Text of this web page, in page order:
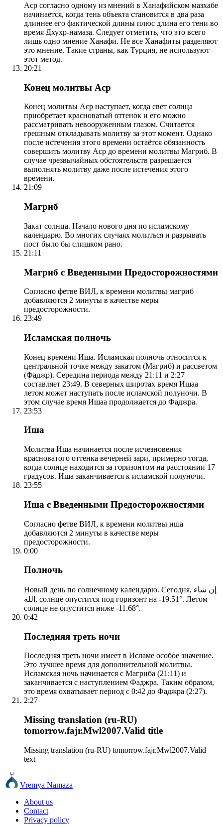
Аср согласно одному из мнений в Ханафийском мазхабе
начинается, когда тень объекта становится в два раза
длиннее его фактической длины плюс длина его тени во
время Дхухр-намаза. Следует отметить, что это всего
лишь одно мнение Ханафи. Не все Ханафиты разделяют
это мнение. Такие страны, как Турция, не используют
этот метод.
20:21
Конец молитвы Аср
Конец молитвы Аср наступает, когда свет солнца
приобретает красноватый оттенок и его можно
рассматривать невооруженным глазом. Считается
грешным откладывать молитву за этот момент. Однако
после истечения этого времени остаётся обязанность
совершить молитву Аср до времени молитвы Магриб. В
случае чрезвычайных обстоятельств разрешается
выполнять молитву даже после истечения этого
времени.
21:09
Магриб
Закат солнца. Начало нового дня по исламскому
календарю. Во многих случаях молиться и разрывать
пост было бы слишком рано.
21:11
Магриб с Введенными Предосторожностями
Согласно фетве ВИЛ, к времени молитвы магриб
добавляются 2 минуты в качестве меры
предосторожности.
23:49
Исламская полночь
Конец времени Иша. Исламская полночь относится к
центральной точке между закатом (Магриб) и рассветом
(Фаджр). Середина периода между 21:11 и 2:27
составляет 23:49. В северных широтах время Ишаа
летом может наступать после исламской полуночи. В
этом случае время Ишаа продолжается до Фаджра.
23:53
Иша
Молитва Иша начинается после исчезновения
красноватого оттенка вечерней зари, примерно тогда,
когда солнце находится за горизонтом на расстоянии 17
градусов. Иша заканчивается к исламской полуночи.
23:55
Иша с Введенными Предосторожностями
Согласно фетве ВИЛ, к времени молитвы иша
добавляются 2 минуты в качестве меры
предосторожности.
0:00
Полночь
Новый день по солнечному календарю. Сегодня, إن شاء
الله, солнце опустится под горизонт на -19.51°. Летом
солнце не опустится ниже -11.68°.
0:42
Последняя треть ночи
Последняя треть ночи имеет в Исламе особое значение.
Это лучшее время для дополнительной молитвы.
Исламская ночь начинается с Магриба (21:11) и
заканчивается с наступлением Фаджра. Таким образом,
это время охватывает период с 0:42 до Фаджра (2:27).
2:27
Missing translation (ru-RU)
tomorrow.fajr.Mwl2007.Valid title
Missing translation (ru-RU) tomorrow.fajr.Mwl2007.Valid
text
Vremya Namaza
About us
Contact
Privacy policy